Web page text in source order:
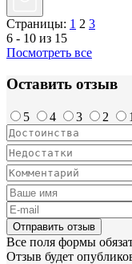
Страницы: 1 2 3
6 - 10 из 15
Посмотреть все
Оставить отзыв
5 4 3 2 1
Отправить отзыв
Все поля формы
Отзыв будет